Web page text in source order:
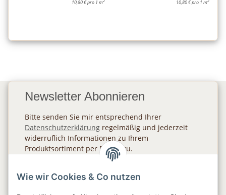
10,80 € pro 1 m2 10,80 € pro 1 m2
Newsletter Abonnieren
Bitte senden Sie mir entsprechend Ihrer
Datenschutzerklärung regelmäßig und jederzeit
widerruflich Informationen zu Ihrem
Produktsortiment per E-Mail zu.
Wie wir Cookies & Co nutzen